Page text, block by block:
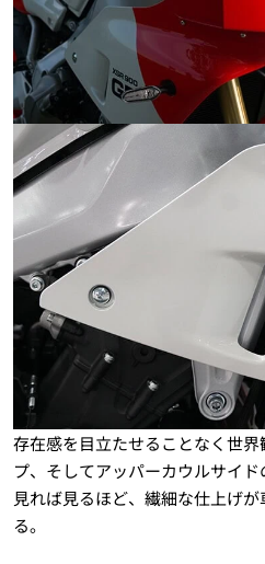
存在感を目立たせることなく世
プ、そしてアッパーカウルサイ
見れば見るほど、繊細な仕上げ
る。